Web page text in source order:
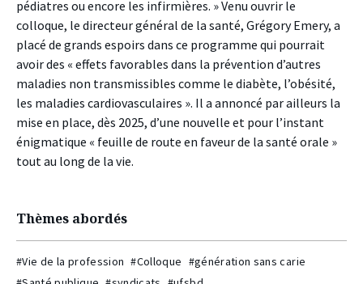
pédiatres ou encore les infirmières. » Venu ouvrir le
colloque, le directeur général de la santé, Grégory Emery, a
placé de grands espoirs dans ce programme qui pourrait
avoir des « effets favorables dans la prévention d’autres
maladies non transmissibles comme le diabète, l’obésité,
les maladies cardiovasculaires ». Il a annoncé par ailleurs la
mise en place, dès 2025, d’une nouvelle et pour l’instant
énigmatique « feuille de route en faveur de la santé orale »
tout au long de la vie.
Thèmes abordés
#Vie de la profession #Colloque #génération sans carie